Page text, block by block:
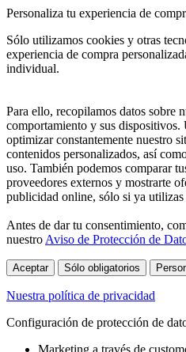
Personaliza tu experiencia de
Sólo utilizamos cookies y otras
experiencia de compra
individual.
Para ello, recopilamos datos sobre
comportamiento y sus dispositivos.
optimizar constantemente nuestro
contenidos personalizados, así
uso. También podemos comparar
proveedores externos y mostrarte
publicidad online, sólo si ya utilizas
Antes de dar tu consentimiento,
nuestro Aviso de Protección de
Aceptar Sólo obligatorios
Nuestra política de privacidad
Configuración de protección de
Marketing a través de